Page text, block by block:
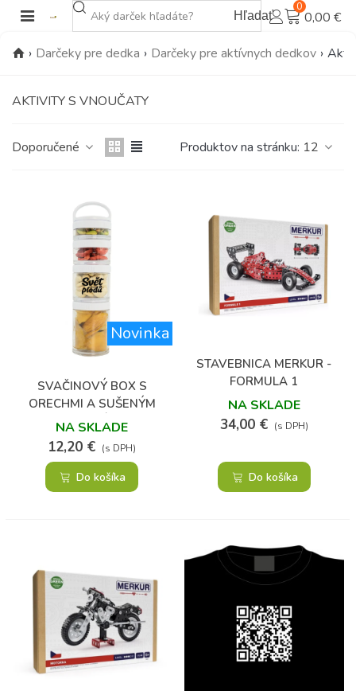
Hľadať
0
0,00 €
› Darčeky pre dedka › Darčeky pre aktívnych dedkov ›
AKTIVITY S VNOUČATY
Doporučené Produktov na stránku: 12
Novinka
SVAČINOVÝ BOX S
ORECHMI A SUŠENÝM
OVOCÍM
NA SKLADE
12,20 € (s DPH)
Do košíka
STAVEBNICA MERKUR -
FORMULA 1
NA SKLADE
34,00 € (s DPH)
Do košíka